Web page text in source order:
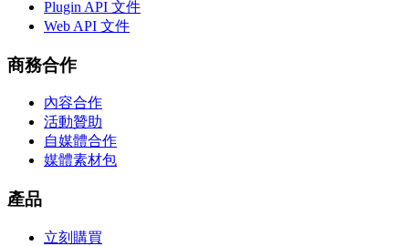
Plugin API 文件
Web API 文件
商務合作
內容合作
活動贊助
自媒體合作
媒體素材包
產品
立刻購買